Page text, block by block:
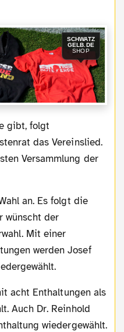
SCHWATZ
GELB.DE
SHOP
gibt, folgt
das Vereinslied.
Versammlung der
an. Es folgt die
wünscht der
Mit einer
werden Josef
acht Enthaltungen als
Auch Dr. Reinhold
wiedergewählt.